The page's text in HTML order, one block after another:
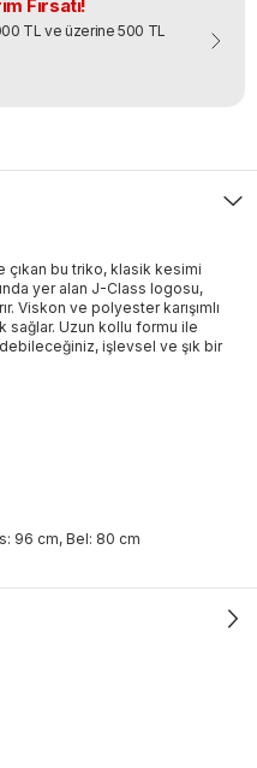
Fırsatı!
TL ve üzerine 500 TL
çıkan bu triko, klasik kesimi
yer alan J-Class logosu,
Viskon ve polyester karışımlı
sağlar. Uzun kollu formu ile
işlevsel ve şık bir
96 cm, Bel: 80 cm